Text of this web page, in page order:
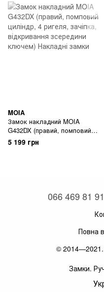
MOIA
Замок накладний MOIA
G432DX (правий, помповий
циліндр, 4 ригеля, зачіпка,
відкривання зсередини
5 199 грн
066 469 81 91
Повна
© 2014—2021.
Замки.